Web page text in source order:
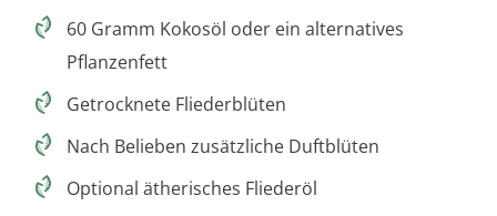
60 Gramm Kokosöl oder ein alternatives
Pflanzenfett
Getrocknete Fliederblüten
Nach Belieben zusätzliche Duftblüten
Optional ätherisches Fliederöl